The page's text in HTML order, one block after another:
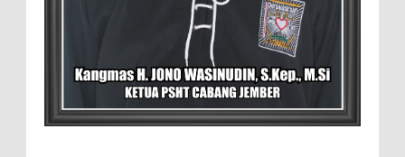
BLORA - Menteri Koordinator Bidang
Pangan RI Zulkifli Hasan menegaskan bahwa Satuan
Pelayanan Pemenuhan Gizi (SPPG) pelaksana Program